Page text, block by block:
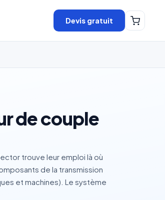
Devis gratuit
de couple
trouve leur emploi là où
de la transmission
et machines). Le système